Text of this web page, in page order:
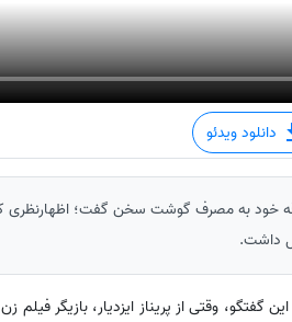
دانلود ویدئو
خود به مصرف گوشت سخن گفت؛ اظهارنظری
داشت.
گفتگو، وقتی از پریناز ایزدیار، بازیگر